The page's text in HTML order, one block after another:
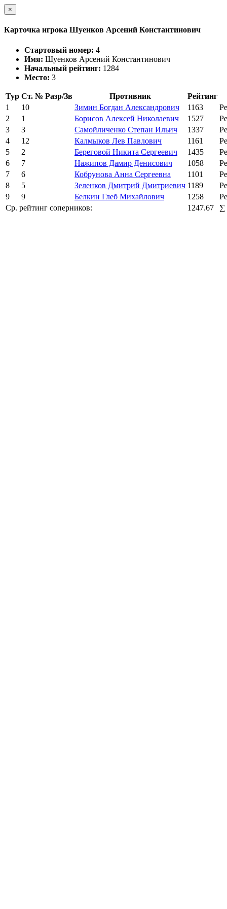
×
Карточка игрока Шуенков Арсений Константинович
Стартовый номер: 4
Имя: Шуенков Арсений Константинович
Начальный рейтинг: 1284
Место: 3
Тур Ст. № Разр/Зв Противник
Рейтинг
1
10 Зимин Богдан Александрович 1163
2
1 Борисов Алексей Николаевич 1527
3
3 Самойличенко Степан Ильич 1337
4
12 Калмыков Лев Павлович 1161
5
2 Береговой Никита Сергеевич 1435
6
7 Нажипов Дамир Денисович 1058
7
6 Кобрунова Анна Сергеевна 1101
8
5 Зеленков Дмитрий Дмитриевич 1189
9
9 Белкин Глеб Михайлович 1258
Ср. рейтинг соперников:
1247.67 ∑